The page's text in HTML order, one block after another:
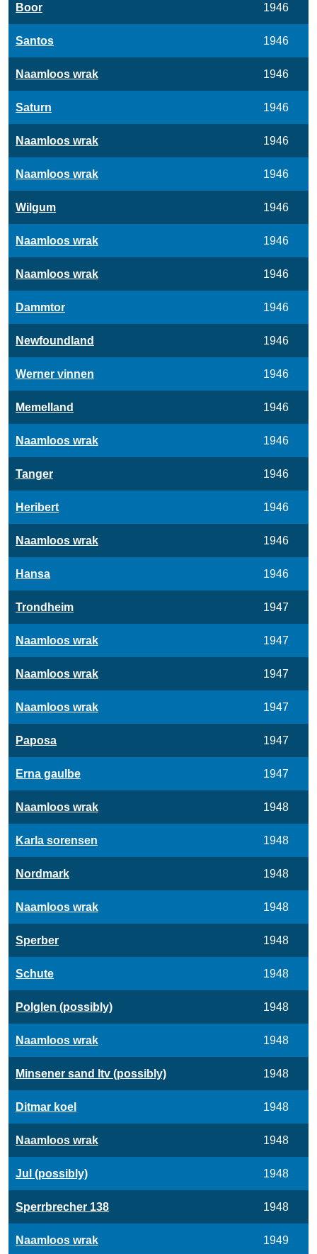
Boor 1946
Santos 1946
Naamloos wrak 1946
Saturn 1946
Naamloos wrak 1946
Naamloos wrak 1946
Wilgum 1946
Naamloos wrak 1946
Naamloos wrak 1946
Dammtor 1946
Newfoundland 1946
Werner vinnen 1946
Memelland 1946
Naamloos wrak 1946
Tanger 1946
Heribert 1946
Naamloos wrak 1946
Hansa 1946
Trondheim 1947
Naamloos wrak 1947
Naamloos wrak 1947
Naamloos wrak 1947
Paposa 1947
Erna gaulbe 1947
Naamloos wrak 1948
Karla sorensen 1948
Nordmark 1948
Naamloos wrak 1948
Sperber 1948
Schute 1948
Polglen (possibly) 1948
Naamloos wrak 1948
Minsener sand ltv (possibly) 1948
Ditmar koel 1948
Naamloos wrak 1948
Jul (possibly) 1948
Sperrbrecher 138 1948
Naamloos wrak 1949